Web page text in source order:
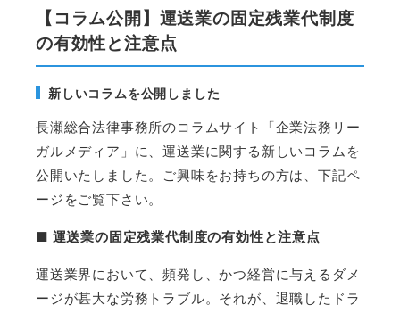
【コラム公開】運送業の固定残業代制度
の有効性と注意点
新しいコラムを公開しました
長瀬総合法律事務所のコラムサイト「企業法務リー
ガルメディア」に、運送業に関する新しいコラムを
公開いたしました。ご興味をお持ちの方は、下記ペ
ージをご覧下さい。
■ 運送業の固定残業代制度の有効性と注意点
運送業界において、頻発し、かつ経営に与えるダメ
ージが甚大な労務トラブル。それが、退職したドラ